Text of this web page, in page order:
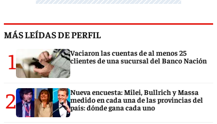
MÁS LEÍDAS DE PERFIL
1
Vaciaron las cuentas de al menos 25
clientes de una sucursal del Banco Nación
2
Nueva encuesta: Milei, Bullrich y Massa
medido en cada una de las provincias del
país: dónde gana cada uno